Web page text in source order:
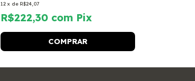
12 x de R$24,07
R$222,30 com Pix